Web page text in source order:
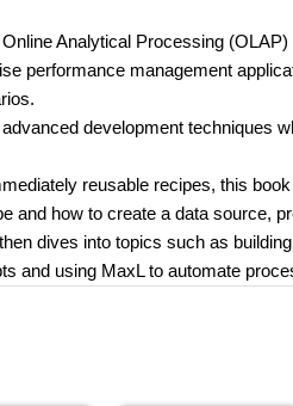
Analytical Processing
performance management
development techniques
reusable recipes, this
and how to create a data source,
dives into topics such as
and using MaxL to automate